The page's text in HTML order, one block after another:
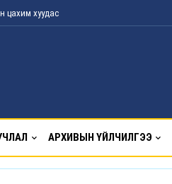
цахим хуудас
АРХИВЫН ҮЙЛЧИЛГЭЭ